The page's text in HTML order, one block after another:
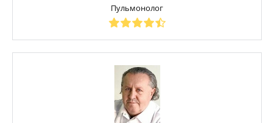
Пульмонолог